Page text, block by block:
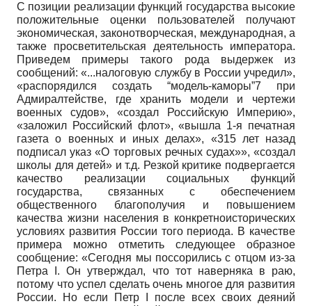
С позиции реализации функций государства высокие
положительные оценки пользователей получают
экономическая, законотворческая, международная, а
также просветительская деятельность императора.
Приведем примеры такого рода выдержек из
сообщений: «...налоговую службу в России учредил»,
«распорядился создать “модель-каморы”7 при
Адмиралтействе, где хранить модели и чертежи
военных судов», «создал Российскую Империю»,
«заложил Российский флот», «вышла 1-я печатная
газета о военных и иных делах», «315 лет назад
подписал указ «О торговых речных судах»», «создал
школы для детей» и т.д. Резкой критике подвергается
качество реализации социальных функций
государства, связанных с обеспечением
общественного благополучия и повышением
качества жизни населения в конкретно­исторических
условиях развития России того периода. В качестве
примера можно отметить следующее образное
сообщение: «Сегодня мы поссорились с отцом из-за
Петра
. Он утверждал, что тот наверняка в раю,
потому что успел сделать очень многое для развития
России. Но если Петр
после всех своих деяний